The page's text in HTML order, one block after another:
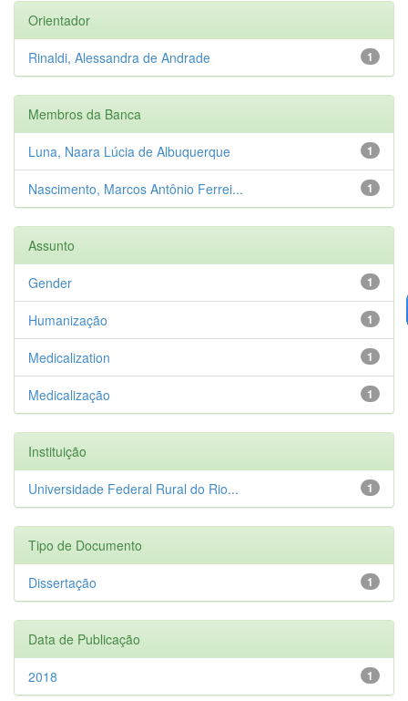
Orientador
1
Rinaldi, Alessandra de Andrade
Membros da Banca
1
Luna, Naara Lúcia de Albuquerque
1
Nascimento, Marcos Antônio Ferrei...
Assunto
1
Gender
1
Humanização
1
Medicalization
1
Medicalização
Instituição
1
Universidade Federal Rural do Rio...
Tipo de Documento
1
Dissertação
Data de Publicação
1
2018